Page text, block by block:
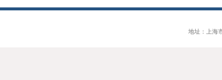
地址：上海